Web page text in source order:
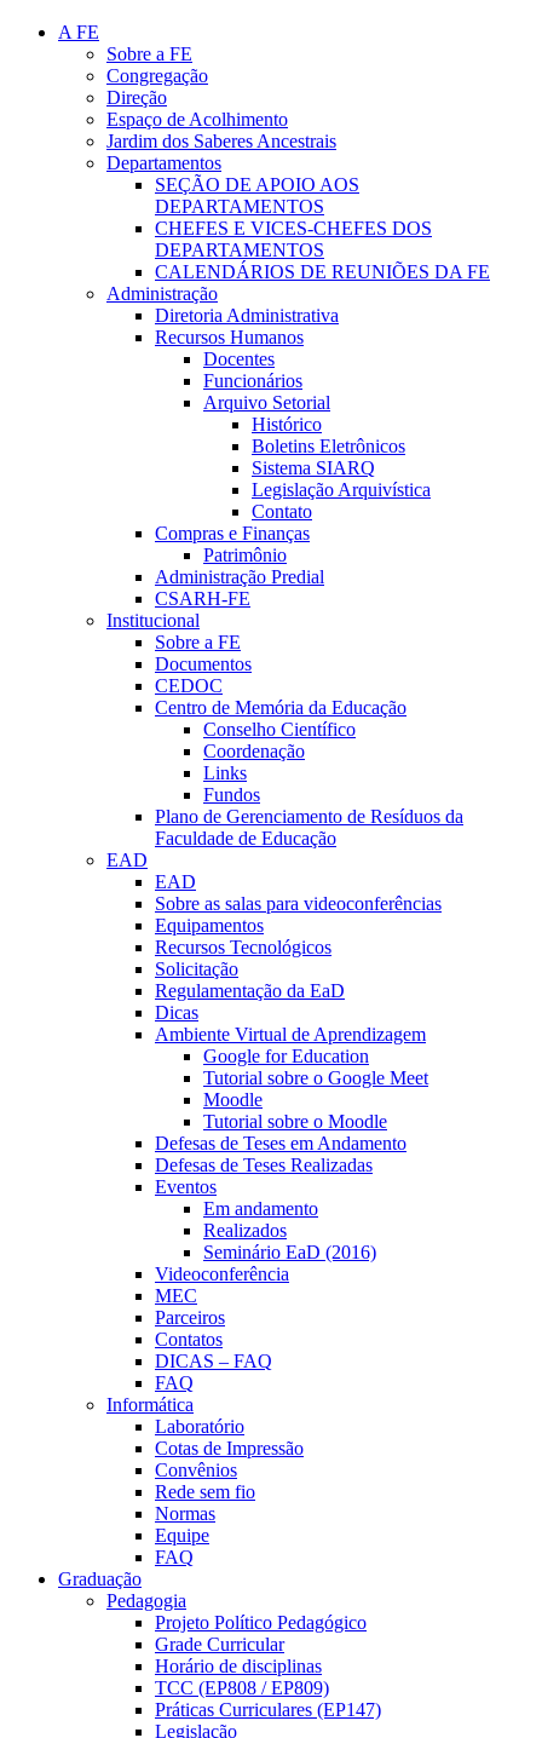
A FE
Sobre a FE
Congregação
Direção
Espaço de Acolhimento
Jardim dos Saberes Ancestrais
Departamentos
SEÇÃO DE APOIO AOS
DEPARTAMENTOS
CHEFES E VICES-CHEFES DOS
DEPARTAMENTOS
CALENDÁRIOS DE REUNIÕES DA FE
Administração
Diretoria Administrativa
Recursos Humanos
Docentes
Funcionários
Arquivo Setorial
Histórico
Boletins Eletrônicos
Sistema SIARQ
Legislação Arquivística
Contato
Compras e Finanças
Patrimônio
Administração Predial
CSARH-FE
Institucional
Sobre a FE
Documentos
CEDOC
Centro de Memória da Educação
Conselho Científico
Coordenação
Links
Fundos
Plano de Gerenciamento de Resíduos da
Faculdade de Educação
EAD
EAD
Sobre as salas para videoconferências
Equipamentos
Recursos Tecnológicos
Solicitação
Regulamentação da EaD
Dicas
Ambiente Virtual de Aprendizagem
Google for Education
Tutorial sobre o Google Meet
Moodle
Tutorial sobre o Moodle
Defesas de Teses em Andamento
Defesas de Teses Realizadas
Eventos
Em andamento
Realizados
Seminário EaD (2016)
Videoconferência
MEC
Parceiros
Contatos
DICAS – FAQ
FAQ
Informática
Laboratório
Cotas de Impressão
Convênios
Rede sem fio
Normas
Equipe
FAQ
Graduação
Pedagogia
Projeto Político Pedagógico
Grade Curricular
Horário de disciplinas
TCC (EP808 / EP809)
Práticas Curriculares (EP147)
Legislação